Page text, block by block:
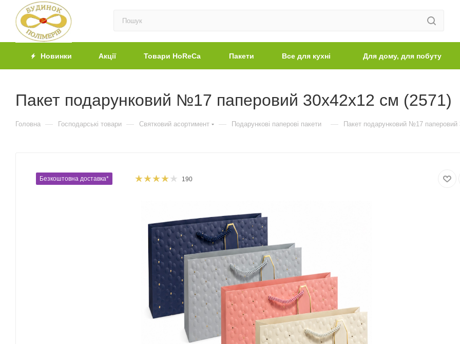
Новинки Акції Товари HoReCa Пакети Все для кухні Для дому, для побуту
Пакет подарунковий №17 паперовий 30х42х12 см (2571)
Головна — Господарські товари — Святковий асортимент — Подарункові паперові пакети — Пакет подарунковий №17 паперовий
Безкоштовна доставка* 190